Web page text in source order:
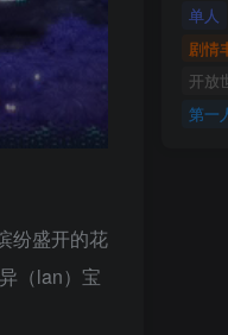
纷盛开的花
（lan）宝
单人
剧情
开放
第一